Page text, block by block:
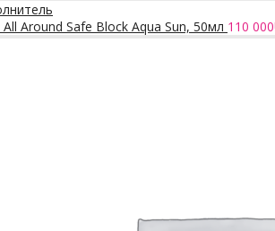
All Around Safe Block Aqua Sun, 50мл 110 000